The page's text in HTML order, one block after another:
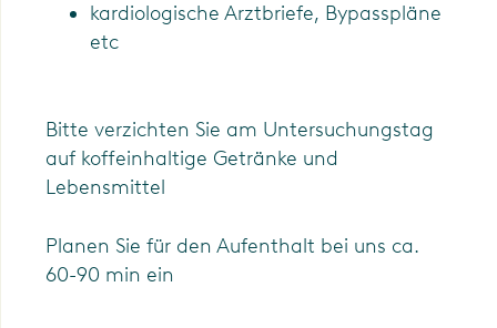
kardiologische Arztbriefe, Bypasspläne
etc
Bitte verzichten Sie am Untersuchungstag
auf koffeinhaltige Getränke und
Lebensmittel
Planen Sie für den Aufenthalt bei uns ca.
60-90 min ein